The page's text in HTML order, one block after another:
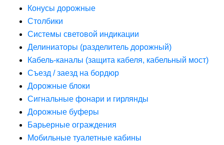
Конусы дорожные
Столбики
Системы световой индикации
Делиниаторы (разделитель дорожный)
Кабель-каналы (защита кабеля, кабельный мост)
Съезд / заезд на бордюр
Дорожные блоки
Сигнальные фонари и гирлянды
Дорожные буферы
Барьерные ограждения
Мобильные туалетные кабины